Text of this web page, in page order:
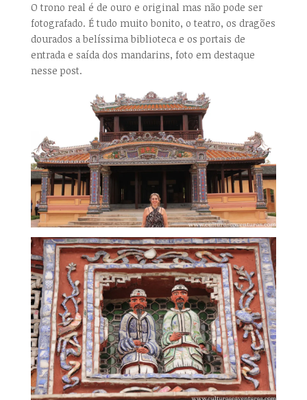
O trono real é de ouro e original mas não pode ser
fotografado. É tudo muito bonito, o teatro, os dragões
dourados a belíssima biblioteca e os portais de
entrada e saída dos mandarins, foto em destaque
nesse post.